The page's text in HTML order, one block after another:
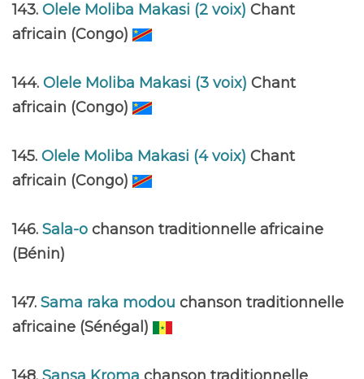
143. Olele Moliba Makasi (2 voix) Chant
africain (Congo)
144. Olele Moliba Makasi (3 voix) Chant
africain (Congo)
145. Olele Moliba Makasi (4 voix) Chant
africain (Congo)
146. Sala-o chanson traditionnelle africaine
(Bénin)
147. Sama raka modou chanson traditionnelle
africaine (Sénégal)